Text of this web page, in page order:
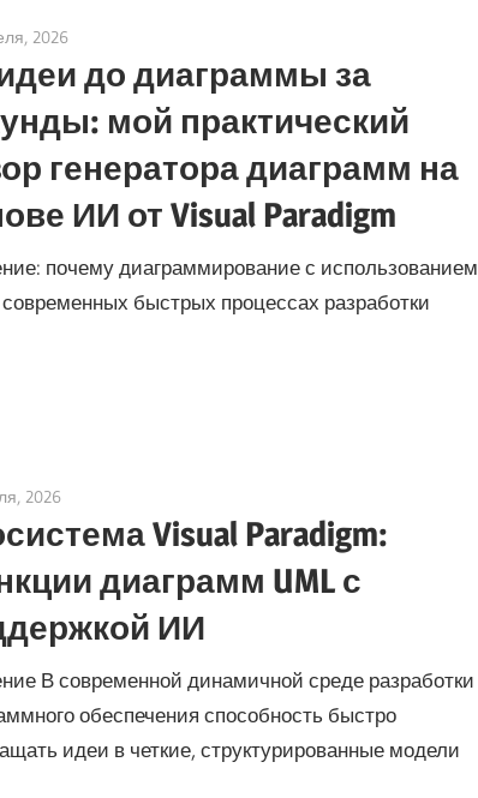
2026
до диаграммы за
мой практический
генератора диаграмм на
ИИ от Visual Paradigm
почему диаграммирование с использованием
быстрых процессах разработки
2026
Visual Paradigm:
диаграмм UML с
ИИ
В современной динамичной среде разработки
обеспечения способность быстро
идеи в четкие, структурированные модели